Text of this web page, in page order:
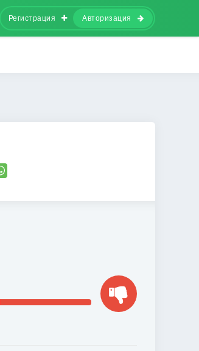
Регистрация Авторизация